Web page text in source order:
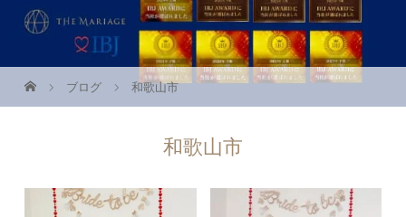
ブログ 和歌山市
和歌山市